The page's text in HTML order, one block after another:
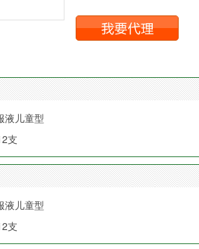
液儿童型
支
液儿童型
支